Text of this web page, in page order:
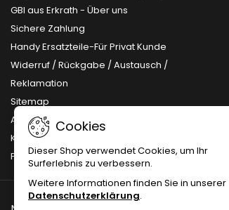
GBI aus Erkrath - Über uns
Sichere Zahlung
Handy Ersatzteile-Für Privat Kunde
Widerruf / Rückgabe / Austausch /
Reklamation
Sitemap
Anmelden
Kontakt
Preislisten-Download
Cookies
Dieser Shop verwendet Cookies, um Ihr
Surferlebnis zu verbessern.
Weitere Informationen finden Sie in unserer
Datenschutzerklärung.